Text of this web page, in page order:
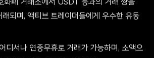
화폐 거래소에서 USDT 등과의 거래 쌍을
래되며, 액티브 트레이더들에게 우수한 유동
디서나 연중무휴로 거래가 가능하며, 소액으